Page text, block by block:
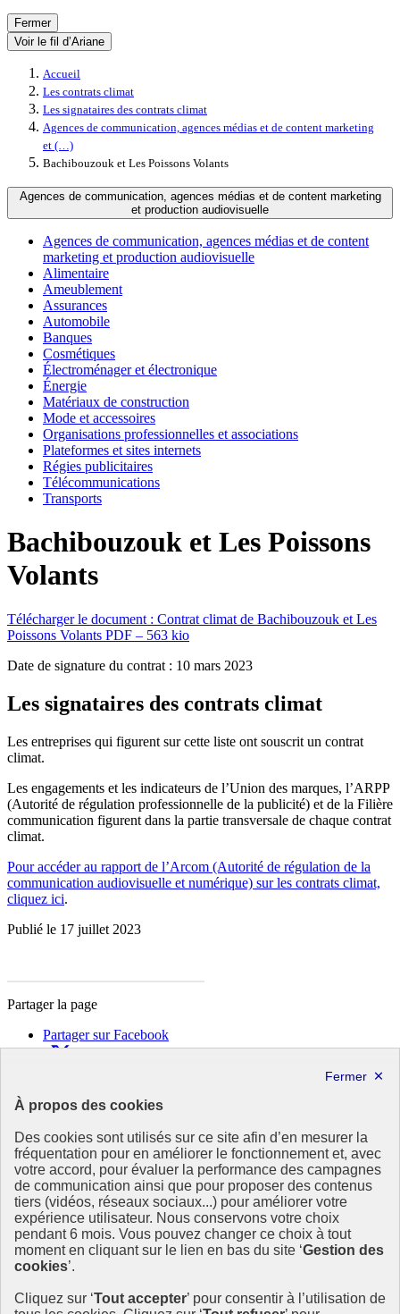
Fermer
Voir le fil d’Ariane
Accueil
Les contrats climat
Les signataires des contrats climat
Agences de communication, agences médias et de content marketing
et (…)
Bachibouzouk et Les Poissons Volants
Agences de communication, agences médias et de content marketing
et production audiovisuelle
Agences de communication, agences médias et de content
marketing et production audiovisuelle
Alimentaire
Ameublement
Assurances
Automobile
Banques
Cosmétiques
Électroménager et électronique
Énergie
Matériaux de construction
Mode et accessoires
Organisations professionnelles et associations
Plateformes et sites internets
Régies publicitaires
Télécommunications
Transports
Bachibouzouk et Les Poissons
Volants
Télécharger le document : Contrat climat de Bachibouzouk et Les
Poissons Volants PDF – 563 kio
Date de signature du contrat : 10 mars 2023
Les signataires des contrats climat
Les entreprises qui figurent sur cette liste ont souscrit un contrat
climat.
Les engagements et les indicateurs de l’Union des marques, l’ARPP
(Autorité de régulation professionnelle de la publicité) et de la Filière
communication figurent dans la partie transversale de chaque contrat
climat.
Pour accéder au rapport de l’Arcom (Autorité de régulation de la
communication audiovisuelle et numérique) sur les contrats climat,
cliquez ici.
Publié le 17 juillet 2023
Partager la page
Partager sur Facebook
Copier dans le presse-papier
République
Française
Le portail est conçu pour être le point d'accès national à la
déclaration et au dépôt des contrats climat communications
commerciales et transition écologique. Il s'agit d'un site
gouvernemental, produit par le Commissariat général au
développement durable (CGDD), direction du ministère de la
info.gouv.fr- ouvre une nouvelle fenêtre
À propos des cookies
Des cookies sont utilisés sur ce site afin d’en mesurer la
fréquentation pour en améliorer le fonctionnement et, avec
votre accord, pour évaluer la performance des campagnes
de communication ainsi que pour proposer des contenus
tiers (vidéos, réseaux sociaux...) pour améliorer votre
expérience utilisateur. Nous conservons votre choix
pendant 6 mois. Vous pouvez changer ce choix à tout
moment en cliquant sur le lien en bas du site ‘Gestion des
cookies’.
Cliquez sur ‘Tout accepter’ pour consentir à l’utilisation de